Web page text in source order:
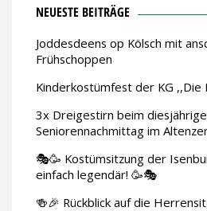
NEUESTE BEITRÄGE
Joddesdeens op Kölsch mit
Frühschoppen
Kinderkostümfest der KG ,,Die
3x Dreigestirn beim
Seniorennachmittag im
🎭🥳 Kostümsitzung der
einfach legendär! 🥳🎭
🍻🎉 Rückblick auf die